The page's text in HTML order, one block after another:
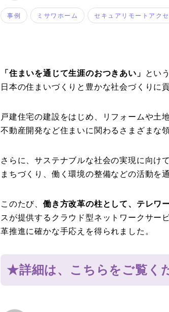
事例 ミサワホーム セキュアリモートアク
「住まいを通じて生涯のおつきあい」
とい
日本の住まいづくりと豊かな社会づくりに
戸建住宅の建設をはじめ、リフォームや土
不動産開発など住まいに関わるさまざまな
さらに、サステナブルな社会の実現に向け
まちづくり、働く環境の整備などの活動を
このたび、 働き方改革の柱として、テレワ
スが提供するクラウド型ネットワークサー
革推進に確かな手応えを得られました。
★詳細は、こちらをご覧く